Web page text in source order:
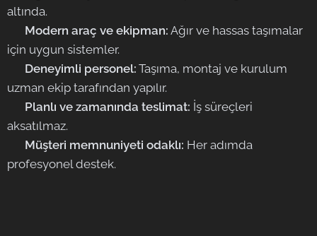
altında.
Modern araç ve ekipman: Ağır ve hassas taşımalar
için uygun sistemler.
Deneyimli personel: Taşıma, montaj ve kurulum
uzman ekip tarafından yapılır.
Planlı ve zamanında teslimat: İş süreçleri
aksatılmaz.
Müşteri memnuniyeti odaklı: Her adımda
profesyonel destek.